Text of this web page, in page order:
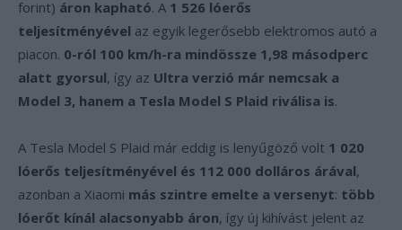
forint) áron kapható. A 1 526 lóerős
teljesítményével az egyik legerősebb elektromos autó a
piacon. 0-ról 100 km/h-ra mindössze 1,98 másodperc
alatt gyorsul, így az Ultra verzió már nemcsak a
Model 3, hanem a Tesla Model S Plaid riválisa is.
A Tesla Model S Plaid már eddig is lenyűgöző volt 1 020
lóerős teljesítményével és 112 000 dolláros árával,
azonban a Xiaomi más szintre emelte a versenyt: több
lóerőt kínál alacsonyabb áron, így új kihívást jelent az